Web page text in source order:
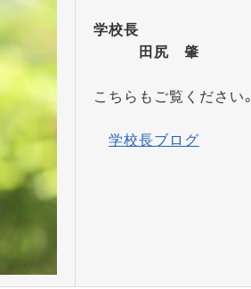
学校長
田尻 肇
こちらもご覧ください。
学校長ブログ